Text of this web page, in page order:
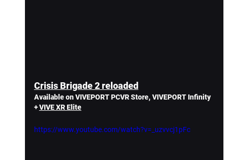
Crisis Brigade 2 reloaded
Available on VIVEPORT PCVR Store, VIVEPORT Infinity
+ VIVE XR Elite
https://www.youtube.com/watch?v=_uzvvcj1pFc